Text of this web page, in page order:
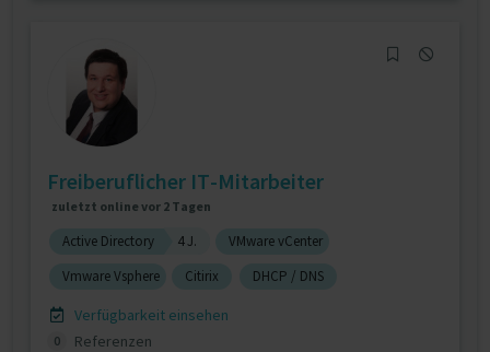
Freiberuflicher IT-Mitarbeiter
zuletzt online vor 2 Tagen
Active Directory 4 J.
VMware vCenter
Vmware Vsphere
Citirix DHCP / DNS
Verfügbarkeit einsehen
0
Referenzen